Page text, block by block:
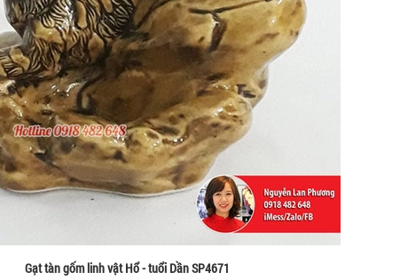
Gạt tàn gốm linh vật Hổ - tuổi Dần SP4671